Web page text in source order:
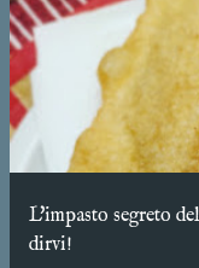
L'impasto segreto
dirvi!